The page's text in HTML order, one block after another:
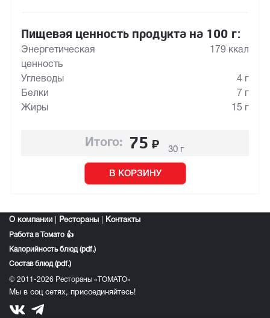
Пищевая ценность продукта на 100 г:
Энергетическая
ценность
179 ккал
Углеводы
4 г
Белки
7 г
Жиры
15 г
Итого: 75 ₽ 30 г
В КОРЗИНУ
О компании Рестораны Контакты
Работа в Томато 👍
Калорийность блюд (pdf.)
Состав блюд (pdf.)
© 2011-2026 Рестораны «ТОМАТО»
Мы в соц сетях, присоединяйтесь!